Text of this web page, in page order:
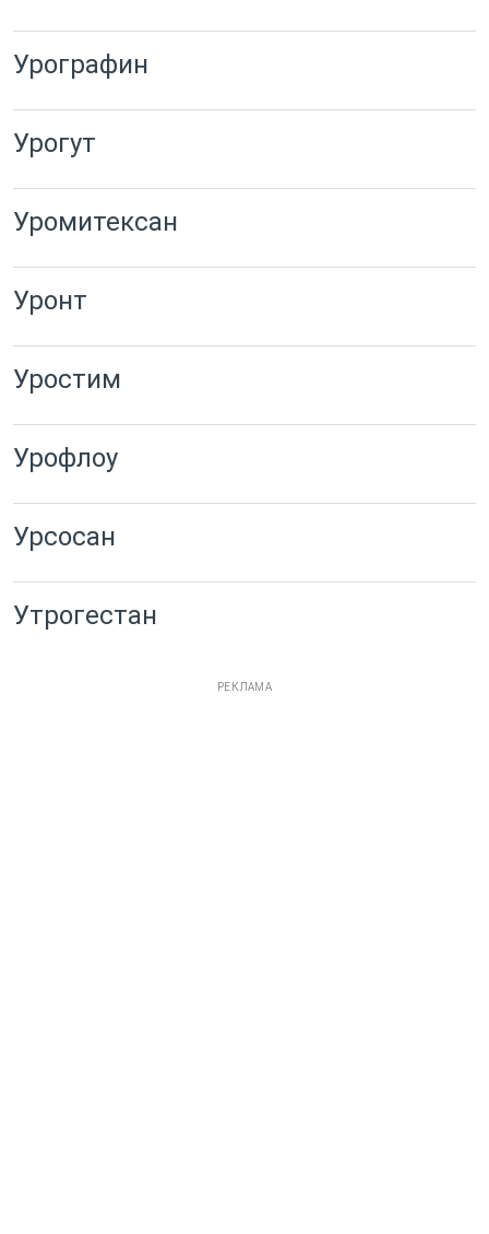
Урографин
Урогут
Уромитексан
Уронт
Уростим
Урофлоу
Урсосан
Утрогестан
РЕКЛАМА